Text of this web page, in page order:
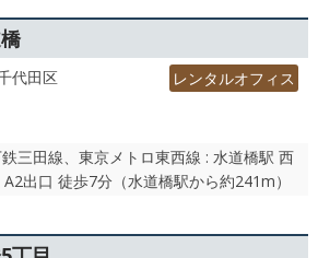
代田区 レンタルオフィス
三田線、東京メトロ東西線 : 水道橋駅 西
出口 徒歩7分（水道橋駅から約241m）